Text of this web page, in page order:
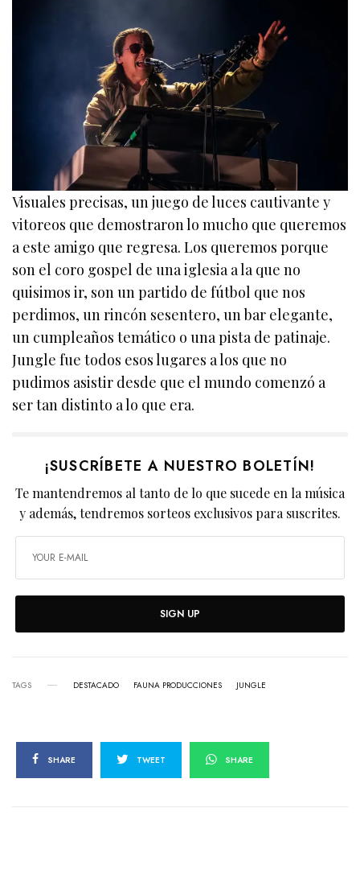
Visuales precisas, un juego de luces cautivante y
vitoreos que demostraron lo mucho que queremos
a este amigo que regresa. Los queremos porque
son el coro gospel de una iglesia a la que no
quisimos ir, son un partido de fútbol que nos
perdimos, un rincón sesentero, un bar elegante,
un cumpleaños temático o una pista de patinaje.
Jungle fue todos esos lugares a los que no
pudimos asistir desde que el mundo comenzó a
ser tan distinto a lo que era.
¡SUSCRÍBETE A NUESTRO BOLETÍN!
Te mantendremos al tanto de lo que sucede en la música
y además, tendremos sorteos exclusivos para suscrites.
SIGN UP
TAGS DESTACADO FAUNA PRODUCCIONES JUNGLE
SHARE TWEET SHARE